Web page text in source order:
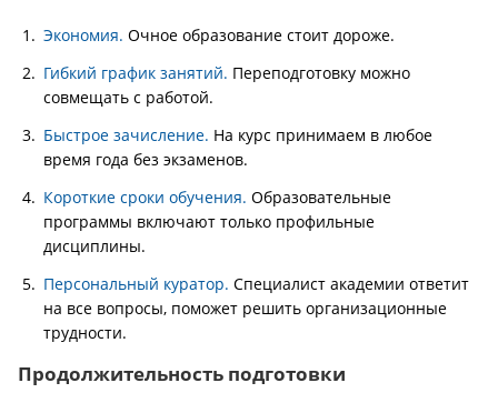
Экономия. Очное образование стоит дороже.
Гибкий график занятий. Переподготовку можно
совмещать с работой.
Быстрое зачисление. На курс принимаем в любое
время года без экзаменов.
Короткие сроки обучения. Образовательные
программы включают только профильные
дисциплины.
Персональный куратор. Специалист академии ответит
на все вопросы, поможет решить организационные
трудности.
Продолжительность подготовки